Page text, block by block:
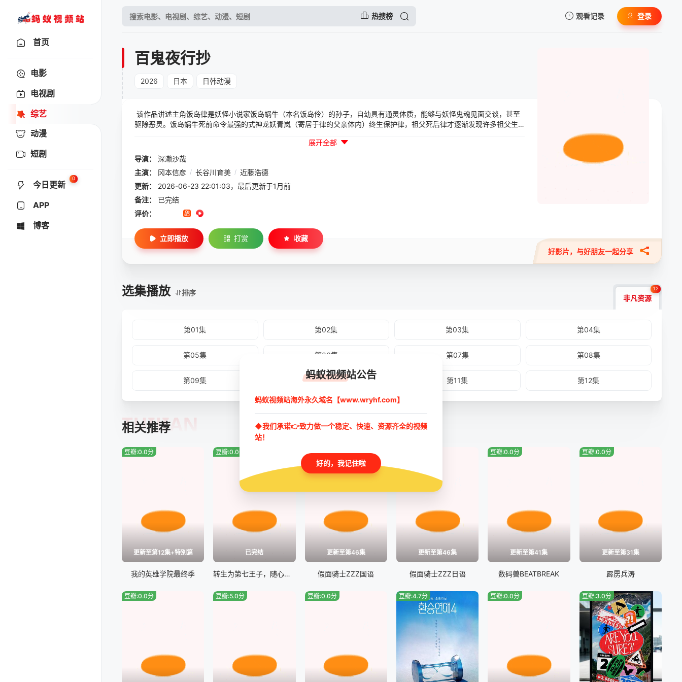
热搜榜 观看记录 登录
首页
电影
电视剧
综艺
动漫
短剧
今日更新
0
APP
博客
百鬼夜行抄
2026 日本 日韩动漫
该作品讲述主角饭岛律是妖怪小说家饭岛蜗牛（本名饭岛伶）的孙子，自幼具有通灵体质，能够与妖怪鬼魂见面交谈，甚至
驱除恶灵。饭岛蜗牛死前命令最强的式神龙妖青岚（寄居于律的父亲体内）终生保护律，祖父死后律才逐渐发现许多祖父生
展开全部
导演：
深濑沙哉
主演：
冈本信彦 / 长谷川育美 / 近藤浩德
更新：
2026-06-23 22:01:03，最后更新于1月前
备注：
已完结
评价：
好影片，与好朋友一起分享
立即播放 打赏 收藏
选集播放 排序
非凡资源
12
第01集 第02集 第03集 第04集
第05集 第06集 第07集 第08集
第09集 第10集 第11集 第12集
相关推荐
TUIJIAN
更新至第12集+特別篇
豆瓣:0.0分
我的英雄学院最终季
已完结
豆瓣:0.0分
转生为第七王子，随心所欲的魔法学习之路第二季
更新至第46集
豆瓣:0.0分
假面骑士ZZZ国语
更新至第46集
假面骑士ZZZ日语
更新至第41集
豆瓣:0.0分
数码兽BEATBREAK
更新至第31集
豆瓣:0.0分
霹雳兵涛
豆瓣:0.0分 豆瓣:5.0分 豆瓣:0.0分 豆瓣:4.7分 豆瓣:0.0分 豆瓣:3.0分
蚂蚁视频站公告
蚂蚁视频站海外永久域名【www.wryhf.com】
◆我们承诺👉致力做一个稳定、快速、资源齐全的视频
站！
好的，我记住啦